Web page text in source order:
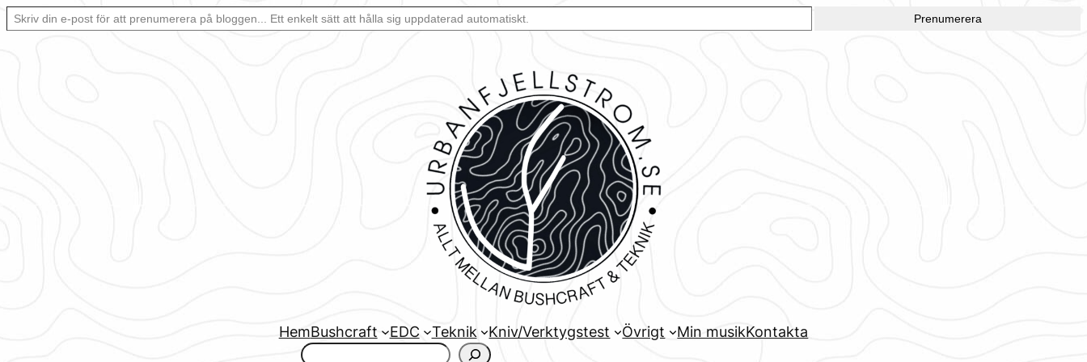
Hoppa
Skriv din e-post för att prenumerera på bloggen… Ett enkelt sätt att hålla sig uppdaterad automatiskt.
Prenumerera
HemBushcraft EDC Teknik Kniv/Verktygstest Övrigt Min musikKontakta